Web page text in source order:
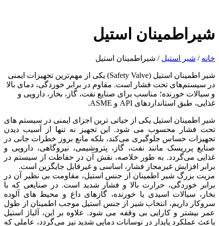
شیراطمینان استیل
خانه / شیر استیل / شیراطمینان استیل
شیر اطمینان استیل (Safety Valve) یکی از مهم‌ترین تجهیزات ایمنی
در سیستم‌های تحت فشار است. مقاوم در برابر خوردگی، دمای بالا
و سیالات خورنده؛ مناسب برای صنایع نفت، گاز، بخار، دارویی و
غذایی، طبق استانداردهای API و ASME.
شیر اطمینان استیل یکی از حیاتی ‌ترین اجزای ایمنی در سیستم‌ های
تحت فشار محسوب می ‌شود. این تجهیز نه‌ تنها از آسیب دیدن
تجهیزات حساس جلوگیری می‌کند، بلکه مانع بروز خطرات جانی در
صنایع پرریسک مانند نفت، گاز، پتروشیمی، نیروگاهی، دارویی و
غذایی می‌گردد. به‌ طور خلاصه، نقش آن در حفاظت از سیستم در
برابر افزایش غیرمجاز فشار، اساسی و غیرقابل جایگزین است.
مزیت بزرگ شیر اطمینان از جنس استیل، مقاومت بی ‌نظیر آن در
برابر خوردگی، حرارت بالا و فشار شدید است. در صنایعی که با
بخار، سیالات اسیدی یا خورنده، گازهای داغ و محیط ‌های آلوده
سروکار داریم، انتخاب شیر از جنس استیل موجب اطمینان از طول
عمر بیشتر و کارایی بی ‌وقفه می ‌شود. علاوه بر این، آلیاژ استیل
باعث عملکرد پایدار در نوسانات دمایی شدید نیز می‌گردد، عاملی که